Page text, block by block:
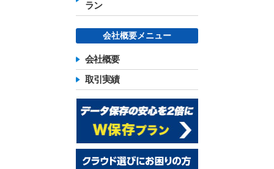
ラン
会社概要メニュー
会社概要
取引実績